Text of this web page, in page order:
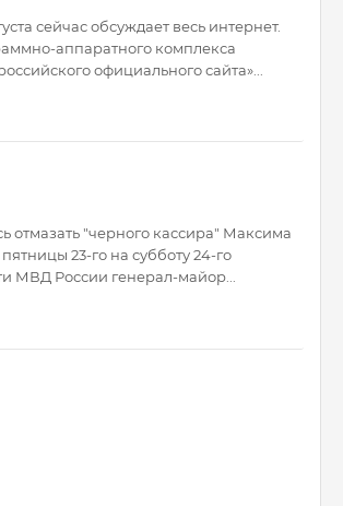
сейчас обсуждает весь интернет.
аппаратного комплекса
официального сайта»...
отмазать "черного кассира" Максима
23-го на субботу 24-го
МВД России генерал-майор...